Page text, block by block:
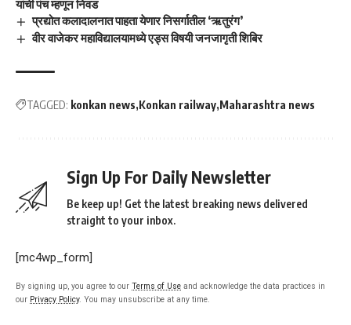
यांची पंच म्हणून निवड
प्रद्योत कलादालनात पाहता येणार निसर्गातील ‘ऋतुरंग’
वीर वाजेकर महाविद्यालयामध्ये एड्स विषयी जनजागृती शिबिर
TAGGED: konkan news Konkan railway Maharashtra news
Sign Up For Daily Newsletter
Be keep up! Get the latest breaking news delivered
straight to your inbox.
[mc4wp_form]
By signing up, you agree to our Terms of Use and acknowledge the data practices in
our Privacy Policy. You may unsubscribe at any time.